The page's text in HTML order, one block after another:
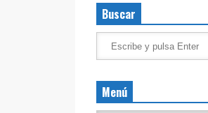
Buscar
Menú